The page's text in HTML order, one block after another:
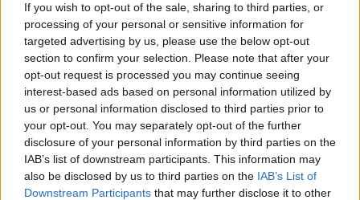
If you wish to opt-out of the sale, sharing to third parties, or
processing of your personal or sensitive information for
targeted advertising by us, please use the below opt-out
section to confirm your selection. Please note that after your
opt-out request is processed you may continue seeing
interest-based ads based on personal information utilized by
us or personal information disclosed to third parties prior to
your opt-out. You may separately opt-out of the further
disclosure of your personal information by third parties on the
IAB’s list of downstream participants. This information may
also be disclosed by us to third parties on the IAB’s List of
Downstream Participants that may further disclose it to other
"Representamos un país. Hay mucha gente detrás y eso no
lo debemos olvidar. Mi sueño es quedarme aquí por muchos
años. Me siento muy a gusto en Andorra, tanto que luego del
confinamiento tenía listo un viaje a Andorra para esquiar y por
la bicicleta. Cuando acordé mi incorporación al FC Andorra, lo
primero que hice fue meter la bici en el coche. Me encanta la
naturaleza, se come bien, es un país pequeño per con grandes
oportunidades", concluía.
[caption id="attachment_21571" align="aligncenter"
width="700"]Eder Sarabia durante la emisión del programa
de RTVA[/caption]